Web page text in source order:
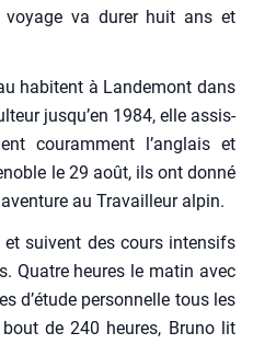
voyage va durer huit ans et
habitent à Lan­de­mont dans
jusqu’en 1984, elle assis­
cou­ram­ment l’anglais et
le 29 août, ils ont don­né
au Tra­vailleur alpin.
suivent des cours inten­sifs
Quatre heures le matin avec
d’étude per­son­nelle tous les
de 240 heures, Bru­no lit